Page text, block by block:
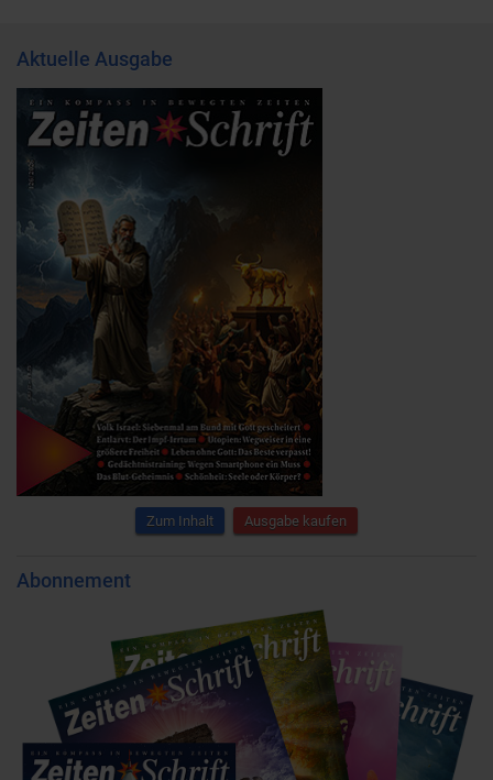
Aktuelle Ausgabe
Zum Inhalt Ausgabe kaufen
Abonnement